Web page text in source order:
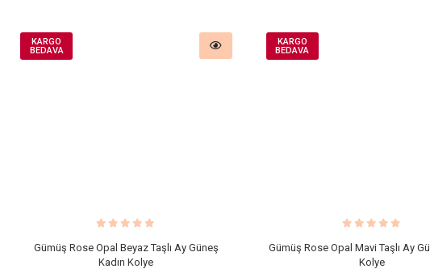
KARGO
BEDAVA
Gümüş Rose Opal Beyaz Taşlı Ay Güneş
Kadın Kolye
KARGO
BEDAVA
Gümüş Rose Opal Mavi Taşlı Ay
Kolye